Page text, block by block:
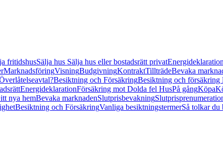
fritidshusSälja hus Sälja hus eller bostadsrätt privatEnergideklaration
MarknadsföringVisningBudgivningKontraktTillträdeBevaka
Besiktning och FörsäkringBesiktning och försäkring
EnergideklarationFörsäkring mot Dolda fel HusPå gångKöpa
nya hemBevaka marknadenSlutprisbevakning
Besiktning och FörsäkringVanliga besiktningstermerSå tolkar du